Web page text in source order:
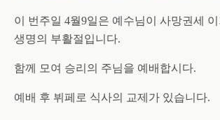
이 번주일 4월9일은 예수님이 사망권세
생명의 부활절입니다.
함께 모여 승리의 주님을 예배합시다.
예배 후 뷔페로 식사의 교제가 있습니다.